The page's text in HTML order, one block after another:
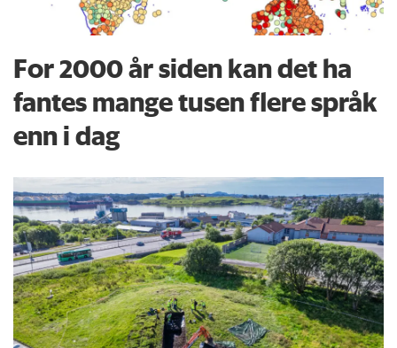
For 2000 år siden kan det ha
fantes mange tusen flere språk
enn i dag